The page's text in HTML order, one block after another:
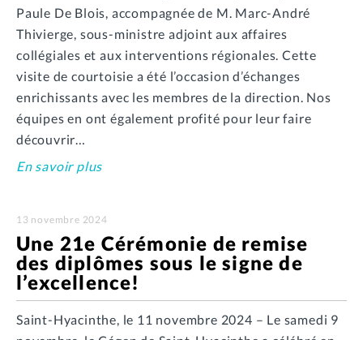
Paule De Blois, accompagnée de M. Marc-André
Thivierge, sous-ministre adjoint aux affaires
collégiales et aux interventions régionales. Cette
visite de courtoisie a été l’occasion d’échanges
enrichissants avec les membres de la direction. Nos
équipes en ont également profité pour leur faire
découvrir…
En savoir plus
13 novembre 2024
Une 21e Cérémonie de remise
des diplômes sous le signe de
l’excellence!
Saint-Hyacinthe, le 11 novembre 2024 – Le samedi 9